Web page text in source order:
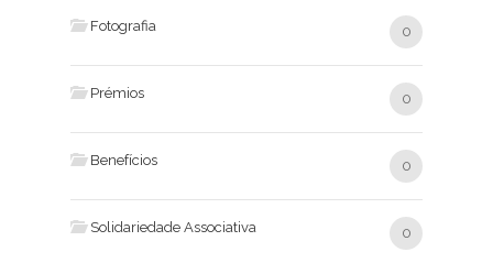
Fotografia 0
Prémios 0
Benefícios 0
Solidariedade Associativa 0